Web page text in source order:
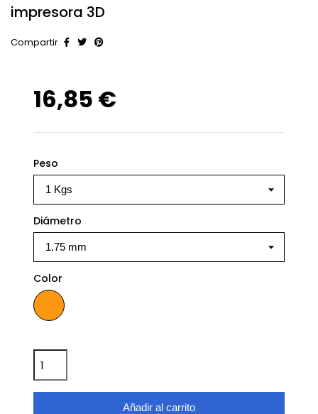
impresora 3D
Compartir
16,85 €
Peso
Diámetro
Color
Naranja
Añadir al carrito